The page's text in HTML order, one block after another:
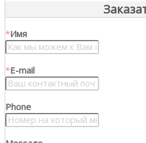
*Имя
*E-mail
Phone